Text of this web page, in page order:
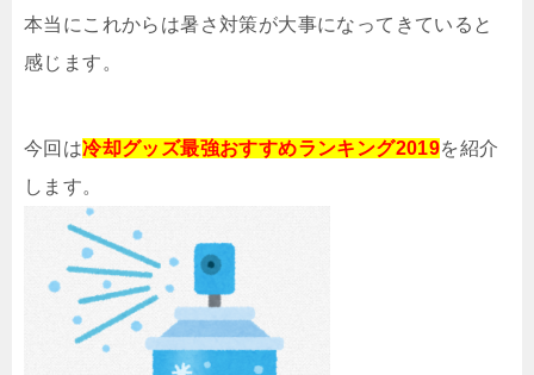
本当にこれからは暑さ対策が大事になってきていると
感じます。
今回は冷却グッズ最強おすすめランキング2019を紹介
します。